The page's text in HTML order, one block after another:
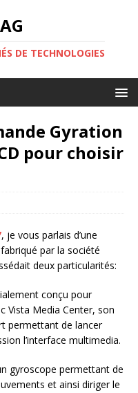
DE TECHNOLOGIES
Gyration
pour choisir
, je vous parlais d’une
par la société
deux particularités:
conçu pour
Vista Media Center, son
permettant de lancer
l’interface multimedia.
gyroscope permettant de
et ainsi diriger le